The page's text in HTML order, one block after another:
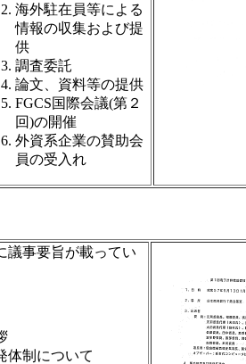
海外駐在員等による
情報の収集および提
供
調査委託
論文、資料等の提供
FGCS国際会議(第２
回)の開催
外資系企業の賛助会
員の受入れ
議事要旨が載ってい
体制について